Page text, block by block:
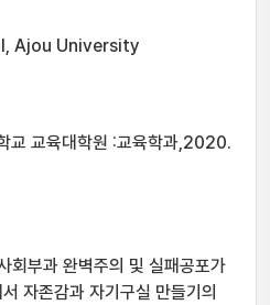
Ajou University
교 교육대학원 :교육학과,2020.
회부과 완벽주의 및 실패공포가
자존감과 자기구실 만들기의